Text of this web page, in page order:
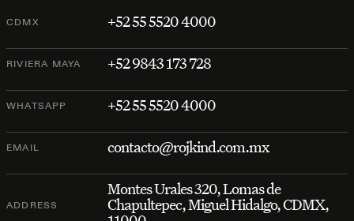
CDMX +52 55 5520 4000
RIVIERA MAYA +52 9843 173 728
WHATSAPP +52 55 5520 4000
EMAIL contacto@rojkind.com.mx
ADDRESS
Montes Urales 320, Lomas de
Chapultepec, Miguel Hidalgo, CDMX,